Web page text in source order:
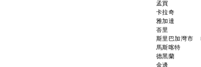
孟買
卡拉奇
雅加達
峇里
斯里巴加灣
馬斯喀特
德黑蘭
金邊